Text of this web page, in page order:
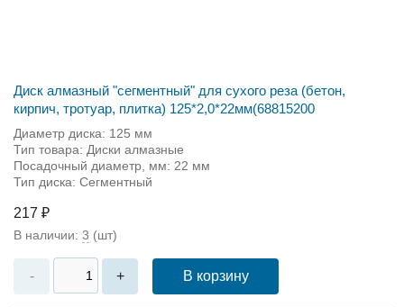
Диск алмазный "сегментный" для сухого реза (бетон,
кирпич, тротуар, плитка) 125*2,0*22мм(68815200
Диаметр диска: 125 мм
Тип товара: Диски алмазные
Посадочный диаметр, мм: 22 мм
Тип диска: Сегментный
217 ₽
В наличии: 3 (шт)
- + В корзину